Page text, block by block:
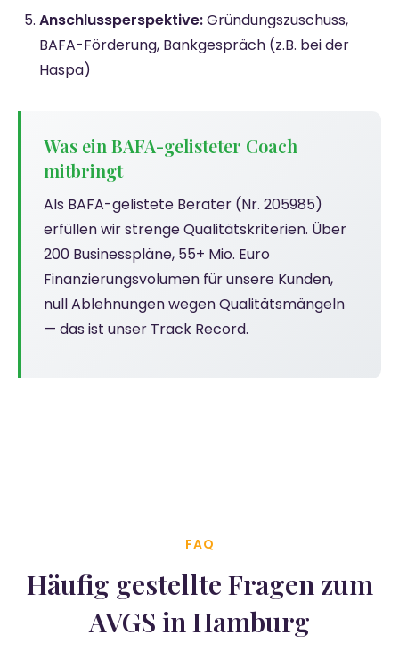
Anschlussperspektive:Gründungszuschuss,
BAFA-Förderung, Bankgespräch (z.B. bei der
Haspa)
Was ein BAFA-gelisteter Coach
mitbringt
Als BAFA-gelistete Berater (Nr. 205985)
erfüllen wir strenge Qualitätskriterien. Über
200 Businesspläne, 55+ Mio. Euro
Finanzierungsvolumen für unsere Kunden,
null Ablehnungen wegen Qualitätsmängeln
— das ist unser Track Record.
FAQ
Häufig gestellte Fragen zum
AVGS in Hamburg